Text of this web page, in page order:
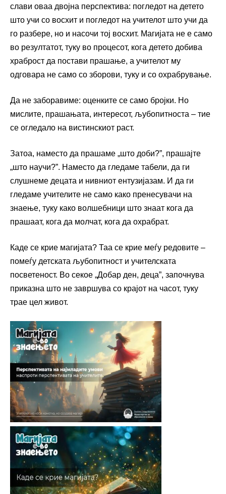
слави оваа двојна перспектива: погледот на детето
што учи со восхит и погледот на учителот што учи да
го разбере, но и насочи тој восхит. Магијата не е само
во резултатот, туку во процесот, кога детето добива
храброст да постави прашање, а учителот му
одговара не само со зборови, туку и со охрабрување.
Да не заборавиме: оценките се само бројки. Но
мислите, прашањата, интересот, љубопитноста – тие
се огледало на вистинскиот раст.
Затоа, наместо да прашаме „што доби?”, прашајте
„што научи?”. Наместо да гледаме табели, да ги
слушнеме децата и нивниот ентузијазам. И да ги
гледаме учителите не само како пренесувачи на
знаење, туку како волшебници што знаат кога да
прашаат, кога да молчат, кога да охрабрат.
Каде се крие магијата? Таа се крие меѓу редовите –
помеѓу детската љубопитност и учителската
посветеност. Во секое „Добар ден, деца”, започнува
приказна што не завршува со крајот на часот, туку
трае цел живот.